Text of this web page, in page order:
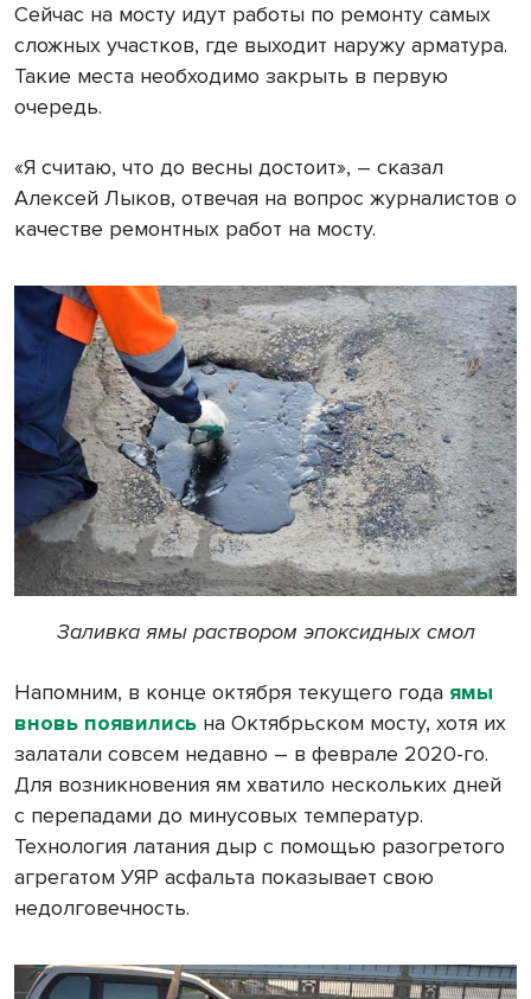
Сейчас на мосту идут работы по ремонту самых
сложных участков, где выходит наружу арматура.
Такие места необходимо закрыть в первую
очередь.
«Я считаю, что до весны достоит», – сказал
Алексей Лыков, отвечая на вопрос журналистов о
качестве ремонтных работ на мосту.
Заливка ямы раствором эпоксидных смол
Напомним, в конце октября текущего года ямы
вновь появились на Октябрьском мосту, хотя их
залатали совсем недавно – в феврале 2020-го.
Для возникновения ям хватило нескольких дней
с перепадами до минусовых температур.
Технология латания дыр с помощью разогретого
агрегатом УЯР асфальта показывает свою
недолговечность.